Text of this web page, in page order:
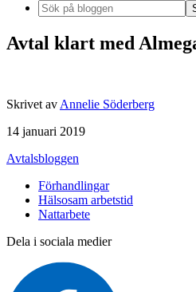
Avtal klart med
Skrivet av Annelie Söderberg
14 januari 2019
Avtalsbloggen
Förhandlingar
Hälsosam arbetstid
Nattarbete
Dela i sociala medier